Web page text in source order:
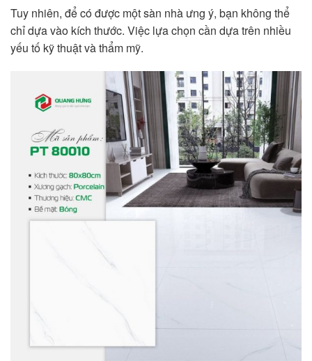
Tuy nhiên, để có được một sàn nhà ưng ý, bạn không thể
chỉ dựa vào kích thước. Việc lựa chọn cần dựa trên nhiều
yếu tố kỹ thuật và thẩm mỹ.